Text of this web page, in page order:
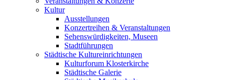
Kultur
Ausstellungen
Konzertreihen & Veranstaltungen
Sehenswürdigkeiten, Museen
Stadtführungen
Städtische Kultureinrichtungen
Kulturforum Klosterkirche
Städtische Galerie